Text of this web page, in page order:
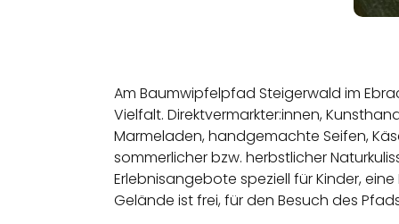
Am Baumwipfelpfad Steigerwald im
Vielfalt. Direktvermarkter:innen,
Marmeladen, handgemachte Seifen,
sommerlicher bzw. herbstlicher
Erlebnisangebote speziell für Kinder,
Gelände ist frei, für den Besuch des